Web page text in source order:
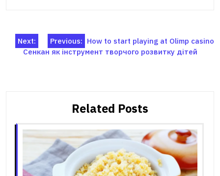
Навігація
записів
Previous: How to start playing at Olimp casino
Next:
Сенкан як інструмент творчого розвитку дітей
Related Posts